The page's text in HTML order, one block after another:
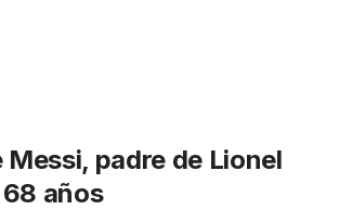
padre de Lionel
años